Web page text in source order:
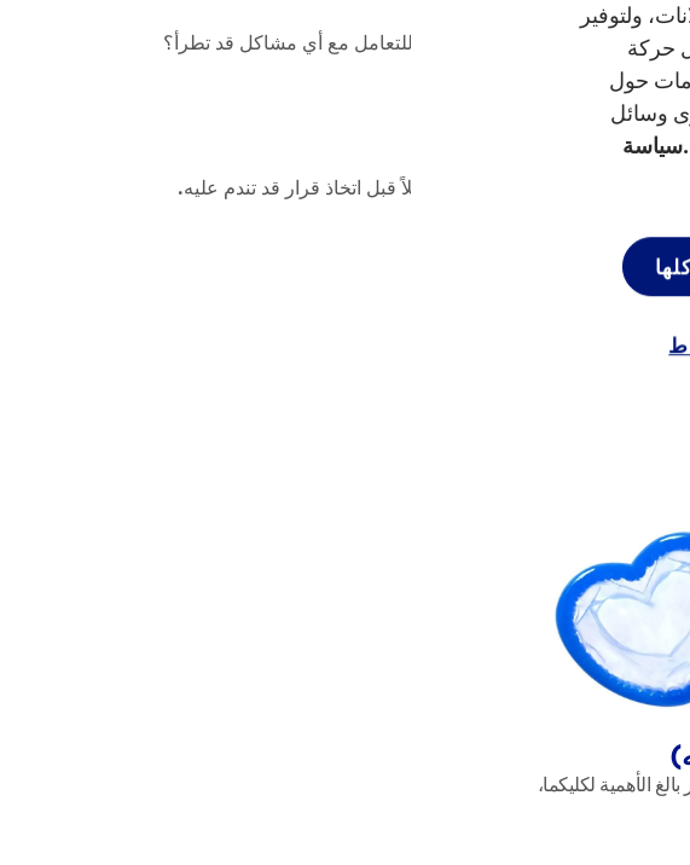
كذلك ، فهل تشعر أنك مستعد للتعامل مع أي مشاكل قد تطرأ؟
في الانتظار لفترة أطول قليلاً قبل اتخاذ قرار قد تندم عليه.
الأهمية لكليكما،
ولتوفير
حركة
حول
وسائل
سياسة